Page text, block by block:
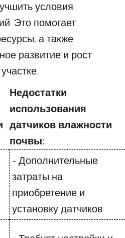
условия
Это помогает
а также
развитие и рост
Недостатки
использования
датчиков влажности
почвы:
- Дополнительные
затраты на
приобретение и
установку датчиков